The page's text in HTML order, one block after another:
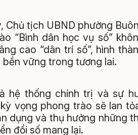
Chủ tịch UBND phường
“Bình dân học vụ số”
cao “dân trí số”, hình
vững trong tương lai.
hệ thống chính trị và sự
vọng phong trào sẽ lan
dụng và thụ hưởng những
đổi số mang lại.